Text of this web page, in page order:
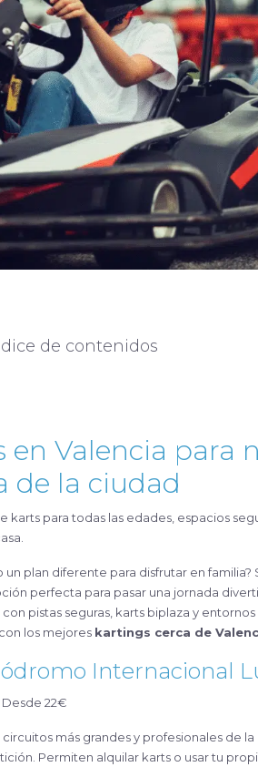
de contenidos
en Valencia para
de la ciudad
un plan diferente para disfrutar en
perfecta para pasar una jornada
con pistas seguras, karts biplaza y
los mejores kartings cerca de
Internacional
Desde 22€
circuitos más grandes y profesionales de
Permiten alquilar karts o usar tu